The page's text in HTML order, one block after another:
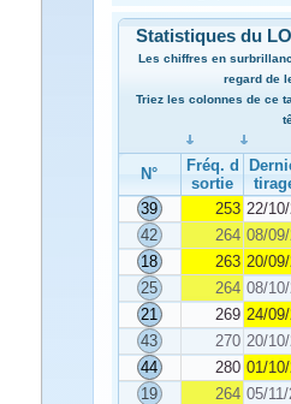
Statistiques du
Les chiffres en
regard de
Triez les colonnes de ce
N°
Fréq. de
sortie
39
253 22/10/
42
264 08/09/
18
263 20/09/
25
264 08/10/
21
269 24/09/
43
270 20/10/
44
280 01/10/
19
264 05/11/